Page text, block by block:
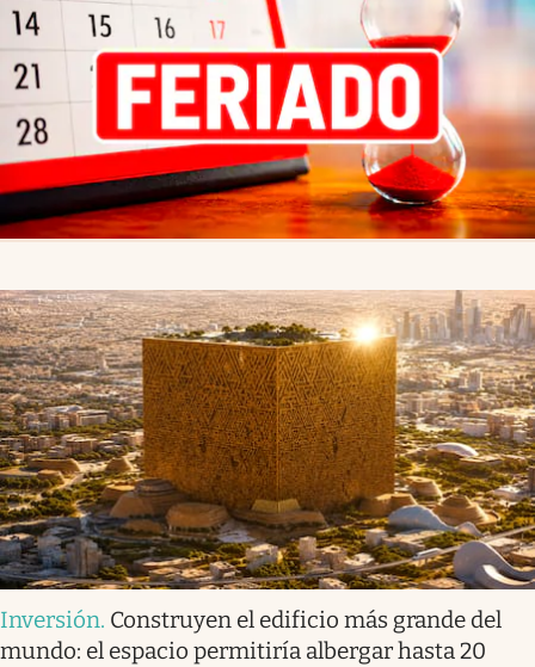
Inversión. Construyen el edificio más grande del
mundo: el espacio permitiría albergar hasta 20